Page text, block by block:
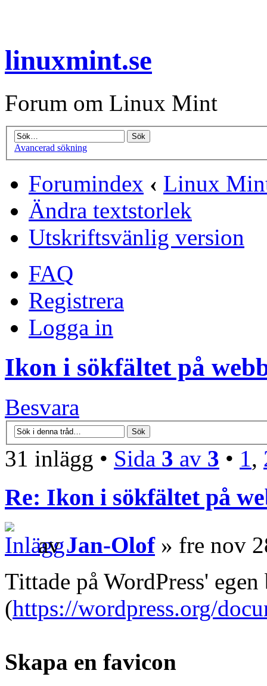
linuxmint.se
Forum om Linux Mint
Avancerad sökning
Forumindex ‹ Linux
Ändra textstorlek
Utskriftsvänlig version
FAQ
Registrera
Logga in
Ikon i sökfältet på
Besvara
31 inlägg • Sida 3 av 3 • 1,
Re: Ikon i sökfältet på
avJan-Olof» fre nov
Tittade på WordPress'
(https://wordpress.org/
Skapa en favicon